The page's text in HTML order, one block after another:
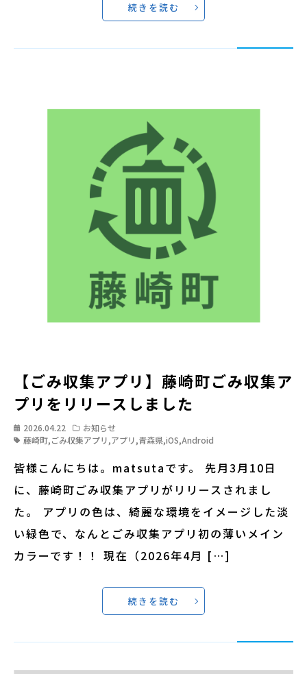
続きを読む
【ごみ収集アプリ】藤崎町ごみ収集ア
プリをリリースしました
2026.04.22
お知らせ
藤崎町,ごみ収集アプリ,アプリ,青森県,iOS,Android
皆様こんにちは。matsutaです。 先月3月10日
に、藤崎町ごみ収集アプリがリリースされまし
た。 アプリの色は、綺麗な環境をイメージした淡
い緑色で、なんとごみ収集アプリ初の薄いメイン
カラーです！！ 現在（2026年4月 […]
続きを読む